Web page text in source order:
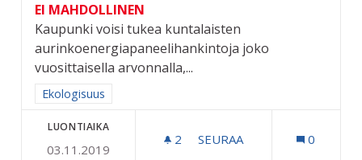
EI MAHDOLLINEN
Kaupunki voisi tukea kuntalaisten
aurinkoenergiapaneelihankintoja joko
vuosittaisella arvonnalla,...
Rajaa tulokset aihepiirin mukaan: Ekologisuus
Ekologisuus
LUONTIAIKA
03.11.2019
2 2 SEURAAJAA
SEURAA 0